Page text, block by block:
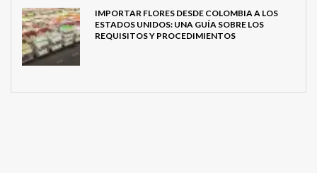
IMPORTAR FLORES DESDE COLOMBIA A LOS
ESTADOS UNIDOS: UNA GUÍA SOBRE LOS
REQUISITOS Y PROCEDIMIENTOS